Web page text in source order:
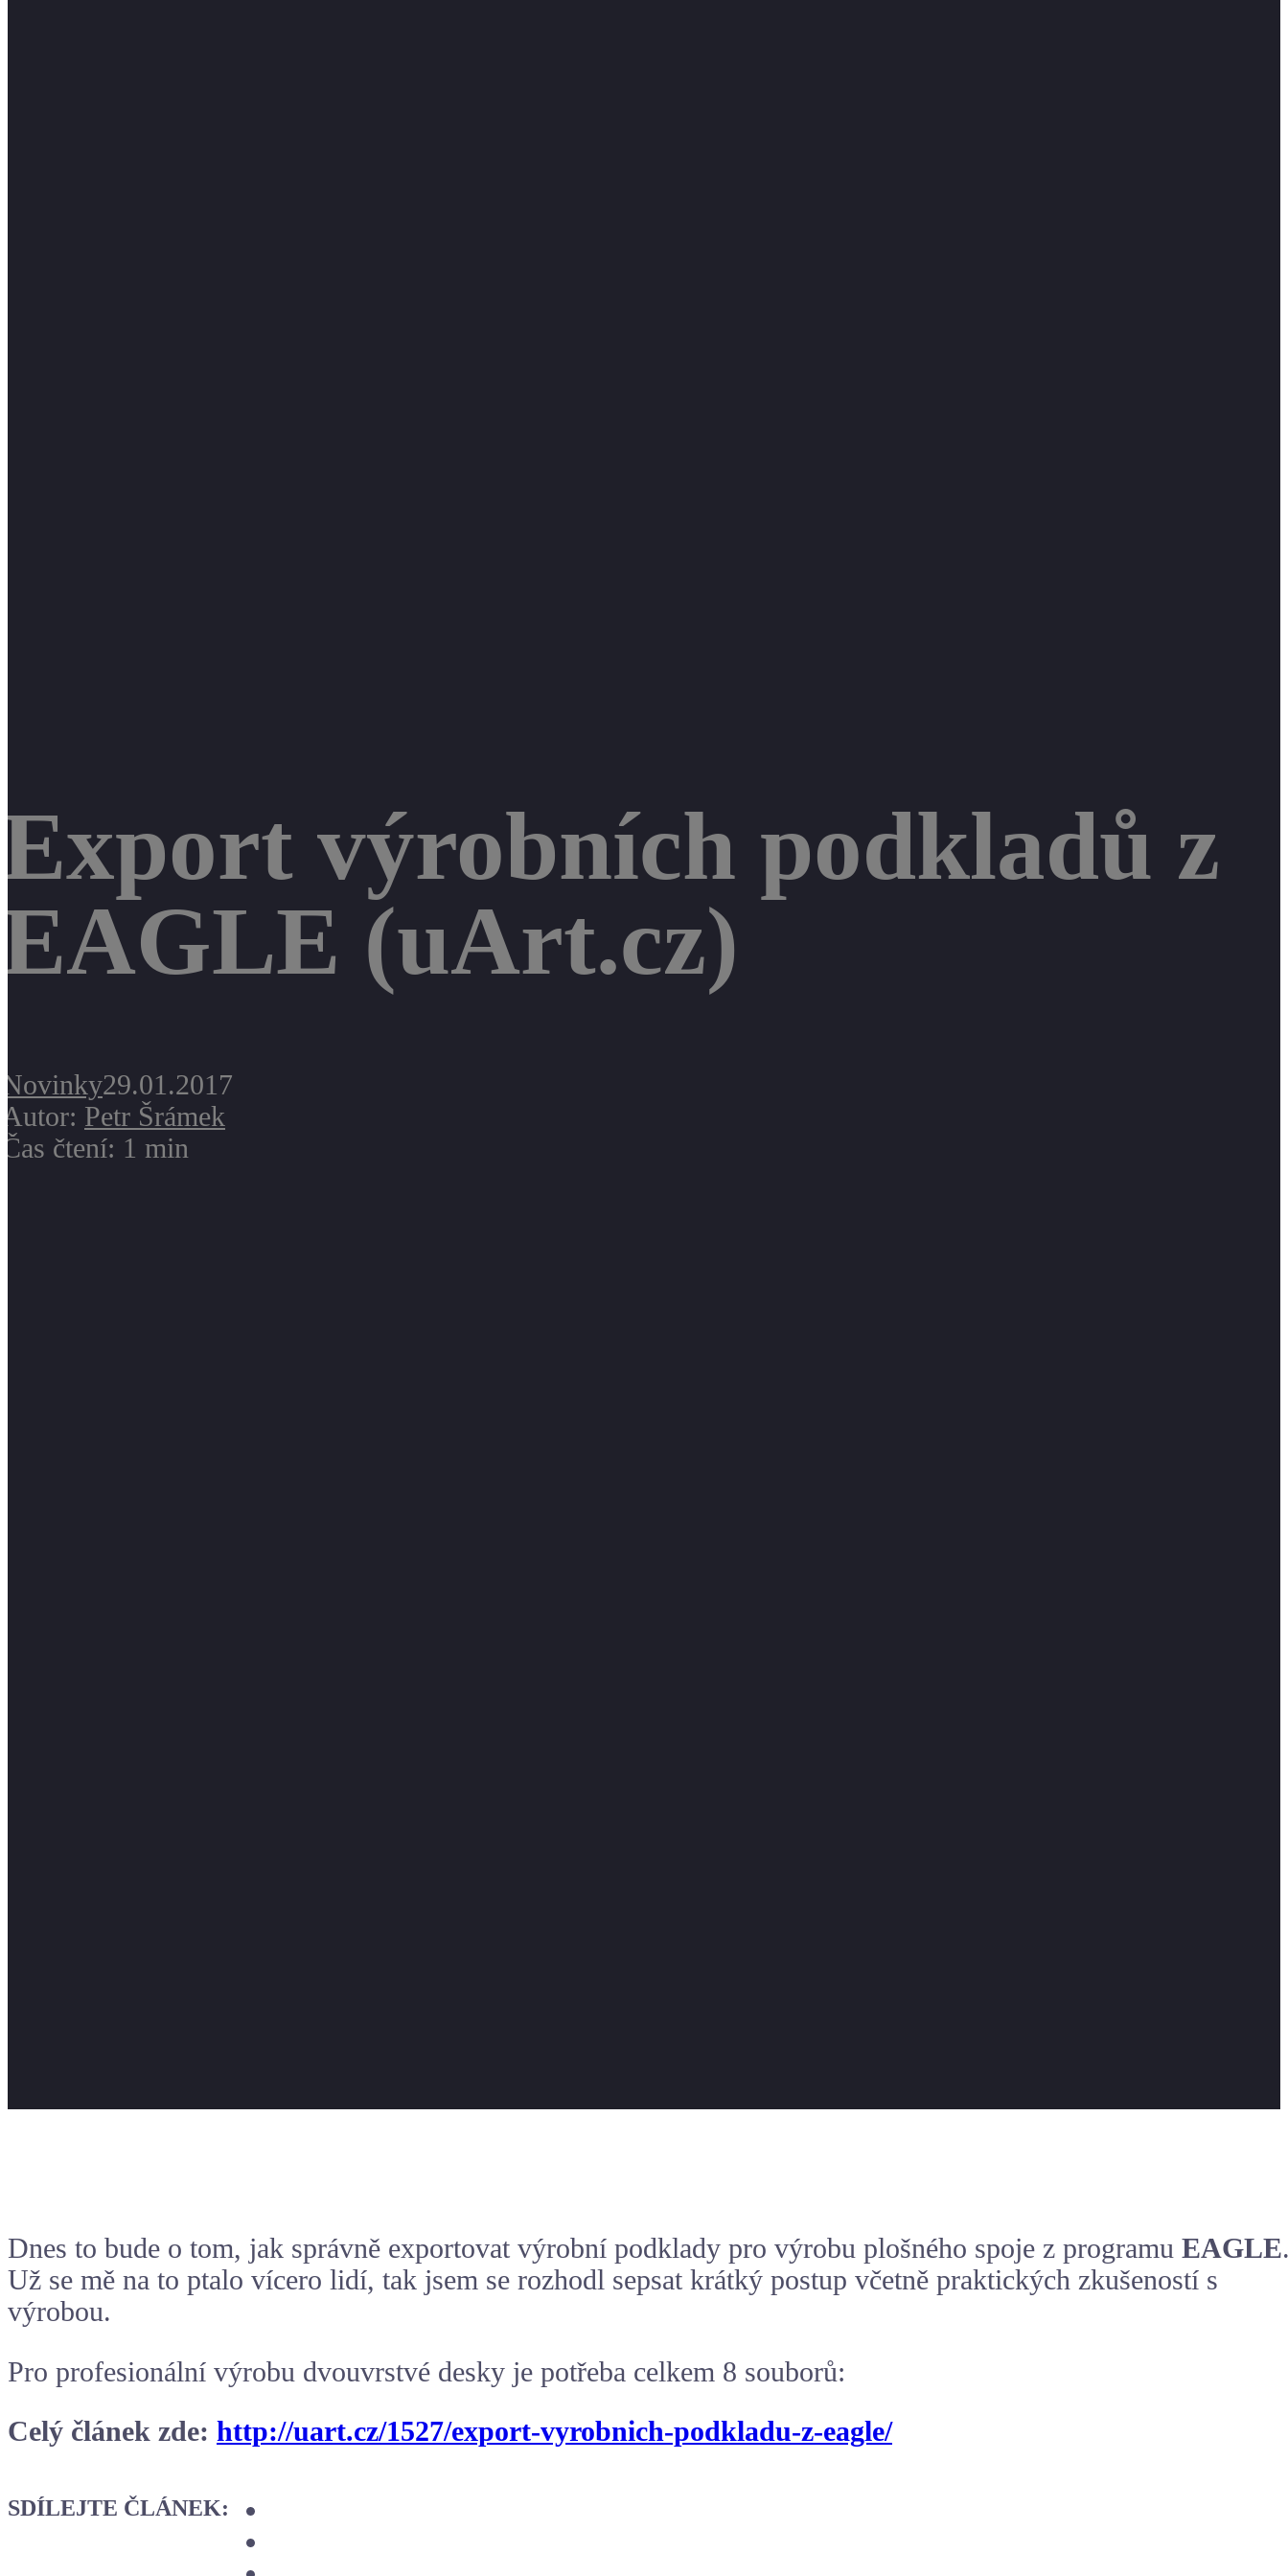
Export výrobních podkladů z
EAGLE (uArt.cz)
Novinky29.01.2017
Autor: Petr Šrámek
Čas čtení: 1 min
Dnes to bude o tom, jak správně exportovat výrobní podklady pro výrobu plošného spoje z programu EAGLE
Už se mě na to ptalo vícero lidí, tak jsem se rozhodl sepsat krátký postup včetně praktických zkušeností s
výrobou.
Pro profesionální výrobu dvouvrstvé desky je potřeba celkem 8 souborů:
Celý článek zde: http://uart.cz/1527/export-vyrobnich-podkladu-z-eagle/
SDÍLEJTE ČLÁNEK: